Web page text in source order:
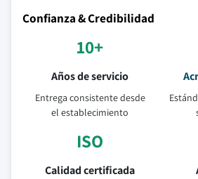
Confianza & Credibilidad
10+
Años de servicio
Entrega consistente desde
el establecimiento
ISO
Calidad certificada